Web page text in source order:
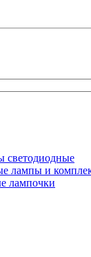
светодиодные
лампы и
лампочки